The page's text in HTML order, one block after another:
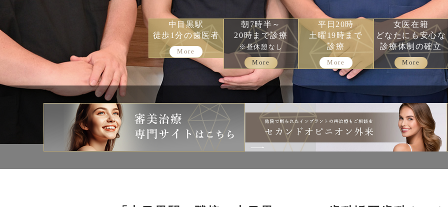
中目黒駅
徒歩1分の歯医者
More
朝7時半～
20時まで診療
※昼休憩なし
More
平日20時
土曜19時まで
診療
More
女医在籍
どなたにも安心な
診療体制の確立
More